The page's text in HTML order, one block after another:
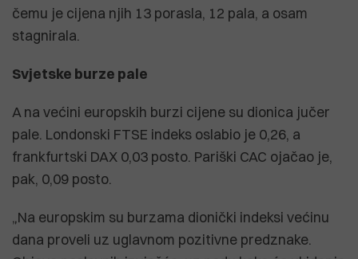
čemu je cijena njih 13 porasla, 12 pala, a osam
stagnirala.
Svjetske burze pale
A na većini europskih burzi cijene su dionica jučer
pale. Londonski FTSE indeks oslabio je 0,26, a
frankfurtski DAX 0,03 posto. Pariški CAC ojačao je,
pak, 0,09 posto.
„Na europskim su burzama dionički indeksi većinu
dana proveli uz uglavnom pozitivne predznake.